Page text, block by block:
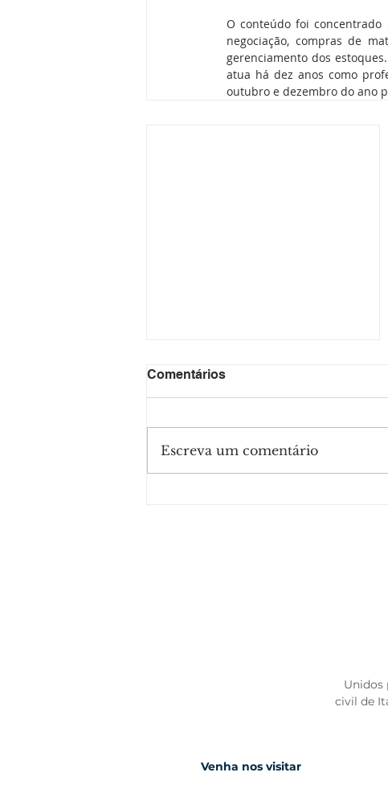
O conteúdo foi
negociação, compras de
gerenciamento dos
atua há dez anos como
outubro e dezembro do ano
Comentários
Escreva um comentário
Unidos
civil de
Venha nos visitar